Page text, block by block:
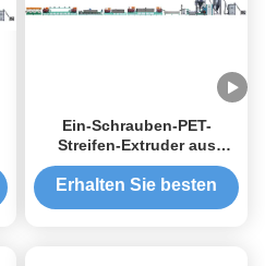
Ein-Schrauben-PET-
Streifen-Extruder aus
Edelstahl für Schwerlast-
Fertigungsanlagen
Erhalten Sie besten